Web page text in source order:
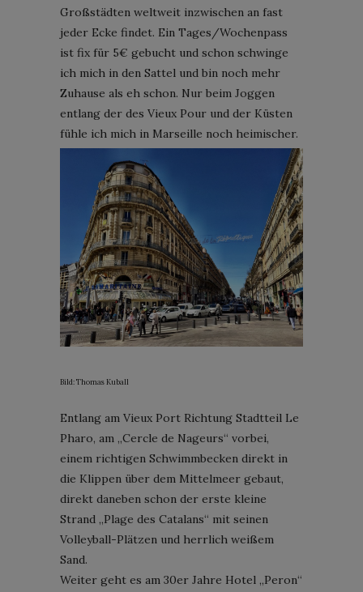
Großstädten weltweit inzwischen an fast
jeder Ecke findet. Ein Tages/Wochenpass
ist fix für 5€ gebucht und schon schwinge
ich mich in den Sattel und bin noch mehr
Zuhause als eh schon. Nur beim Joggen
entlang der des Vieux Pour und der Küsten
fühle ich mich in Marseille noch heimischer.
Bild: Thomas Kuball
Entlang am Vieux Port Richtung Stadtteil Le
Pharo, am „Cercle de Nageurs“ vorbei,
einem richtigen Schwimmbecken direkt in
die Klippen über dem Mittelmeer gebaut,
direkt daneben schon der erste kleine
Strand „Plage des Catalans“ mit seinen
Volleyball-Plätzen und herrlich weißem
Sand.
Weiter geht es am 30er Jahre Hotel „Peron“